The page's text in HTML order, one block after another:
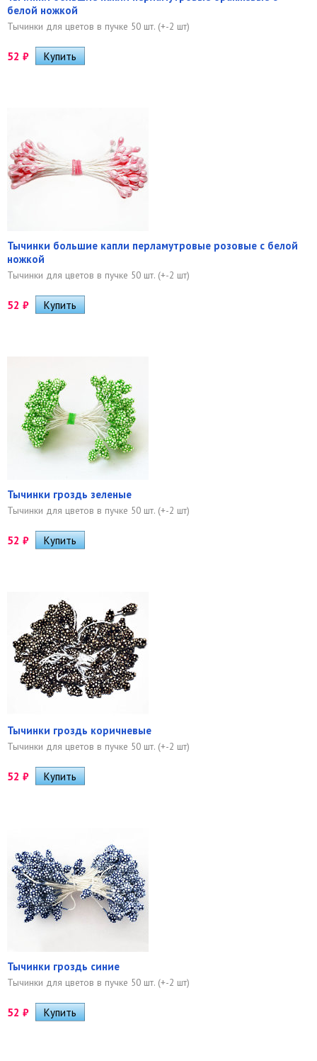
белой ножкой
Тычинки для цветов в пучке 50 шт. (+-2 шт)
52 ₽
Тычинки большие капли перламутровые розовые с белой
ножкой
Тычинки для цветов в пучке 50 шт. (+-2 шт)
52 ₽
Тычинки гроздь зеленые
Тычинки для цветов в пучке 50 шт. (+-2 шт)
52 ₽
Тычинки гроздь коричневые
Тычинки для цветов в пучке 50 шт. (+-2 шт)
52 ₽
Тычинки гроздь синие
Тычинки для цветов в пучке 50 шт. (+-2 шт)
52 ₽